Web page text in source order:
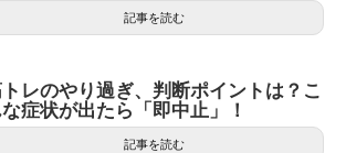
記事を読む
レのやり過ぎ、判断ポイントは？こ
症状が出たら「即中止」！
記事を読む